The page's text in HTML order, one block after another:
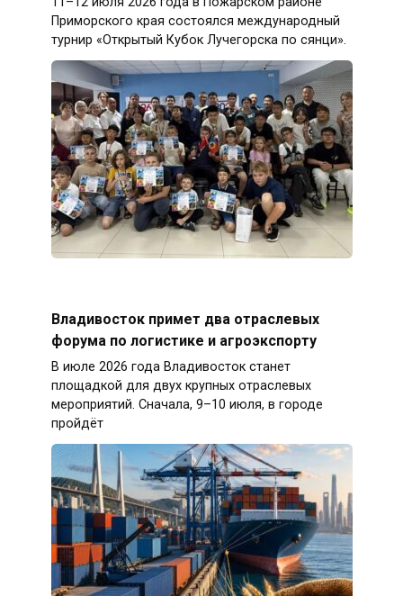
Приморского края состоялся международный
турнир «Открытый Кубок Лучегорска по сянци».
Владивосток примет два отраслевых
форума по логистике и агроэкспорту
В июле 2026 года Владивосток станет
площадкой для двух крупных отраслевых
мероприятий. Сначала, 9–10 июля, в городе
пройдёт